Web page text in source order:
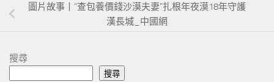
圖片故事丨“查包養價錢沙漠夫妻”扎根年夜漠18年守護
漢長城_中國網
搜尋
搜尋